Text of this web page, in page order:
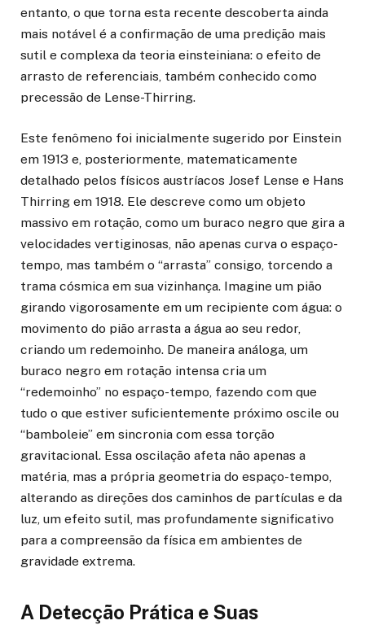
entanto, o que torna esta recente descoberta ainda
mais notável é a confirmação de uma predição mais
sutil e complexa da teoria einsteiniana: o efeito de
arrasto de referenciais, também conhecido como
precessão de Lense-Thirring.
Este fenômeno foi inicialmente sugerido por Einstein
em 1913 e, posteriormente, matematicamente
detalhado pelos físicos austríacos Josef Lense e Hans
Thirring em 1918. Ele descreve como um objeto
massivo em rotação, como um buraco negro que gira a
velocidades vertiginosas, não apenas curva o espaço-
tempo, mas também o “arrasta” consigo, torcendo a
trama cósmica em sua vizinhança. Imagine um pião
girando vigorosamente em um recipiente com água: o
movimento do pião arrasta a água ao seu redor,
criando um redemoinho. De maneira análoga, um
buraco negro em rotação intensa cria um
“redemoinho” no espaço-tempo, fazendo com que
tudo o que estiver suficientemente próximo oscile ou
“bamboleie” em sincronia com essa torção
gravitacional. Essa oscilação afeta não apenas a
matéria, mas a própria geometria do espaço-tempo,
alterando as direções dos caminhos de partículas e da
luz, um efeito sutil, mas profundamente significativo
para a compreensão da física em ambientes de
gravidade extrema.
A Detecção Prática e Suas